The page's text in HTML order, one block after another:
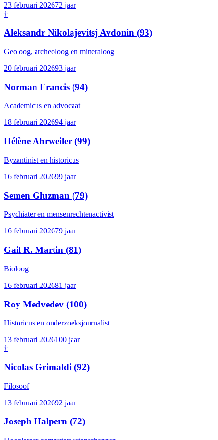
23 februari 202672 jaar
†
Aleksandr Nikolajevitsj Avdonin (93)
Geoloog, archeoloog en mineraloog
20 februari 202693 jaar
Norman Francis (94)
Academicus en advocaat
18 februari 202694 jaar
Hélène Ahrweiler (99)
Byzantinist en historicus
16 februari 202699 jaar
Semen Gluzman (79)
Psychiater en mensenrechtenactivist
16 februari 202679 jaar
Gail R. Martin (81)
Bioloog
16 februari 202681 jaar
Roy Medvedev (100)
Historicus en onderzoeksjournalist
13 februari 2026100 jaar
†
Nicolas Grimaldi (92)
Filosoof
13 februari 202692 jaar
Joseph Halpern (72)